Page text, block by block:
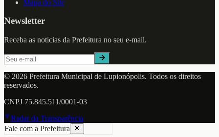
Mapa do Site
Newsletter
Receba as noticias da Prefeitura no seu e-mail.
© 2026 Prefeitura Municipal de Lupionópolis. Todos os direitos
reservados.
CNPJ 75.845.511/0001-03
Radar da Transparência
Fale com a Prefeitura